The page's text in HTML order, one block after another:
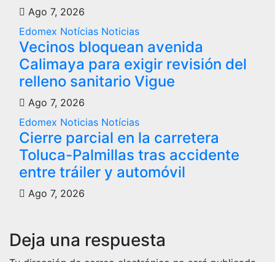
Ago 7, 2026
Edomex Notícias Noticias
Vecinos bloquean avenida
Calimaya para exigir revisión del
relleno sanitario Vigue
Ago 7, 2026
Edomex Noticias Notícias
Cierre parcial en la carretera
Toluca-Palmillas tras accidente
entre tráiler y automóvil
Ago 7, 2026
Deja una respuesta